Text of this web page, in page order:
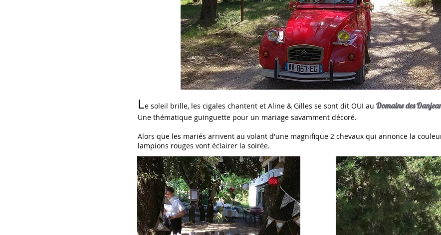
Le soleil brille, les cigales chantent et Aline & Gilles se sont dit OUI au Domaine des
Une thématique guinguette pour un mariage savamment décoré.
Alors que les mariés arrivent au volant d'une magnifique 2 chevaux qui annonce la
lampions rouges vont éclairer la soirée.